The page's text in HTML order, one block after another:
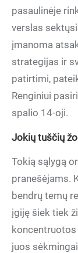
pasaulinėje
verslas
įmanoma
strategijas ir
patirtimi,
Renginiui
spalio 14-oji.
Jokių tuščių
Tokią sąlygą
pranešėjams.
bendrų temų
įgiję šiek tiek
juos